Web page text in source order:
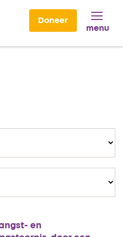
Doneer
menu
en